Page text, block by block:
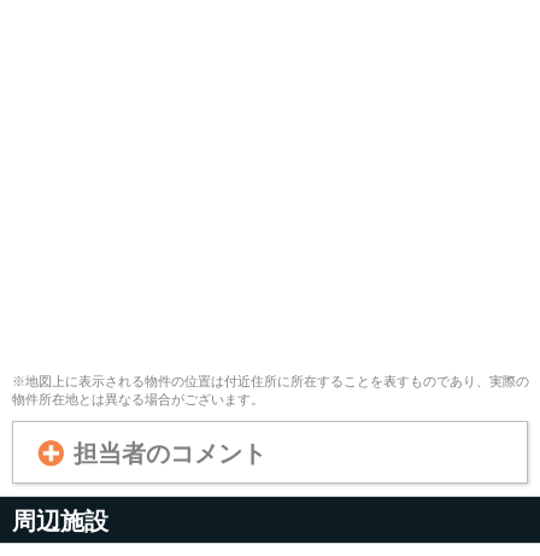
※地図上に表示される物件の位置は付近住所に所在することを表すものであり、実際の
物件所在地とは異なる場合がございます。
担当者のコメント
周辺施設